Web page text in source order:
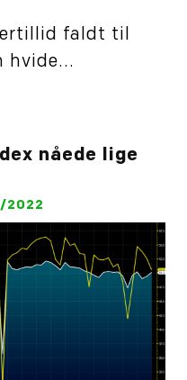
faldt til
hvide...
nåede lige
2022